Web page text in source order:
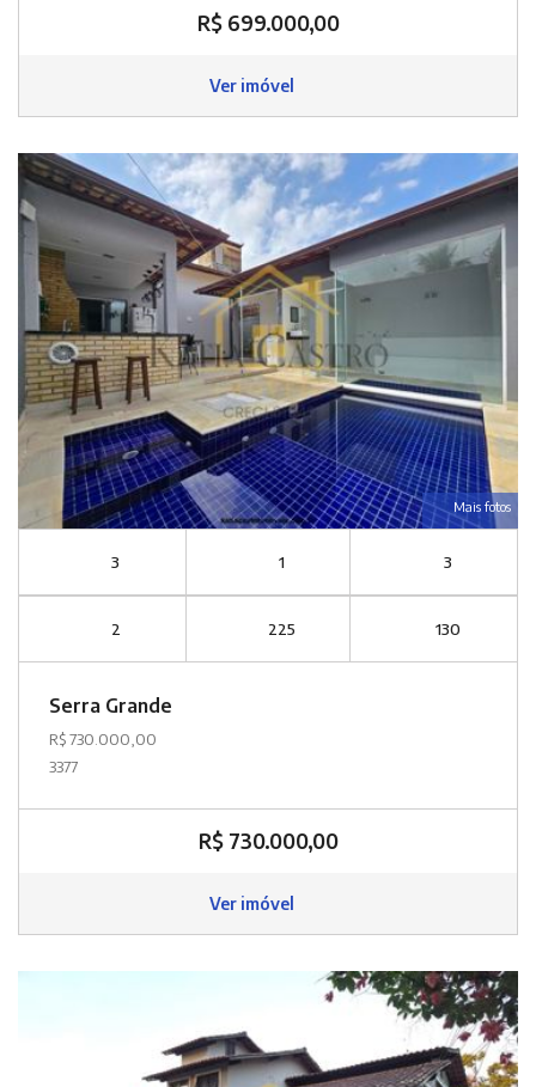
R$ 699.000,00
Ver imóvel
Mais fotos
3 1 3
2 225 130
Serra Grande
R$ 730.000,00
3377
R$ 730.000,00
Ver imóvel